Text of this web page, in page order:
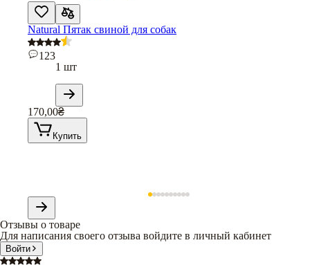
Natural Пятак свиной для собак
123
1 шт
170,00₴
Купить
Отзывы о товаре
Для написания своего отзыва войдите в личный кабинет
Войти